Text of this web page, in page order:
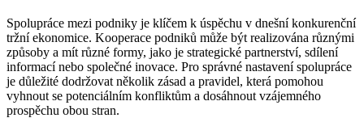
Spolupráce mezi podniky je klíčem k úspěchu v dnešní konkurenční
tržní ekonomice. Kooperace podniků může být realizována různými
způsoby a mít různé formy, jako je strategické partnerství, sdílení
informací nebo společné inovace. Pro správné nastavení spolupráce
je důležité dodržovat několik zásad a pravidel, která pomohou
vyhnout se potenciálním konfliktům a dosáhnout vzájemného
prospěchu obou stran.